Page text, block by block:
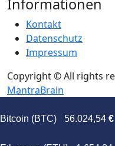
Informationen
Kontakt
Datenschutz
Impressum
Copyright © All rights
MantraBrain
Bitcoin (BTC) 56.024,54 €